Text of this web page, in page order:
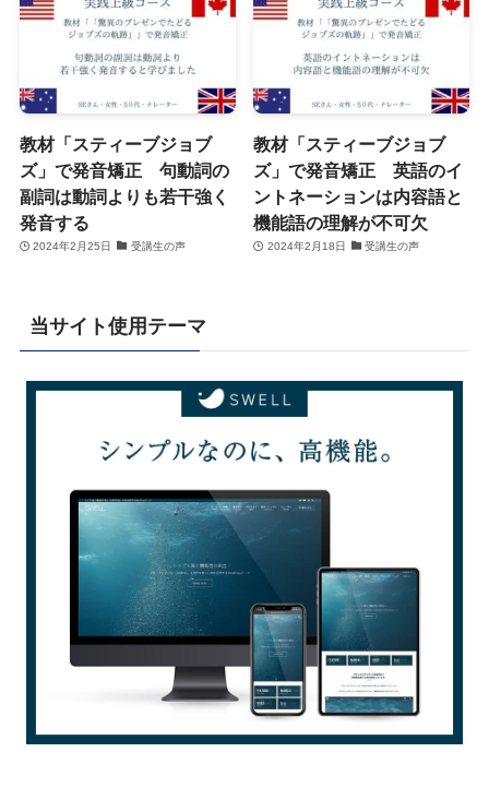
教材「スティーブジョブ
ズ」で発音矯正 句動詞の
副詞は動詞よりも若干強く
発音する
2024年2月25日 受講生の声
教材「スティーブジョブ
ズ」で発音矯正 英語のイ
ントネーションは内容語と
機能語の理解が不可欠
2024年2月18日 受講生の声
当サイト使用テーマ